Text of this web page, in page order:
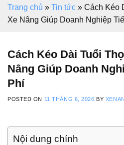
Trang chủ » Tin tức » Cách Kéo
Xe Nâng Giúp Doanh Nghiệp
Cách Kéo Dài Tuổi
Nâng Giúp Doanh
Phí
POSTED ON 11 THÁNG 6, 2026 BY
Nội dung chính